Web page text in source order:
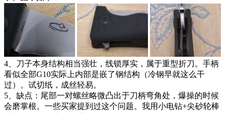
4、刀子本身结构相当强壮，线锁厚实，属于重型折刀。手柄
看似全部G10实际上内部是嵌了钢结构（冷钢早就这么干
过）。试切纸，成丝轻易。
5、缺点：尾部一对螺丝略微凸出于刀柄弯角处，爆操的时候
会磨掌根。一些买家提到过这个问题。我用小电钻+尖砂轮棒